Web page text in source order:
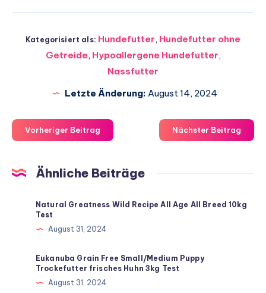
Kategorisiert als: Hundefutter, Hundefutter ohne
Getreide, Hypoallergene Hundefutter,
Nassfutter
Letzte Änderung: August 14, 2024
Vorheriger Beitrag Nächster Beitrag
Ähnliche Beiträge
Natural Greatness Wild Recipe All Age All Breed 10kg
Test
August 31, 2024
Eukanuba Grain Free Small/Medium Puppy
Trockefutter frisches Huhn 3kg Test
August 31, 2024